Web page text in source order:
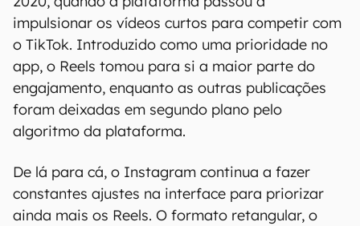
impulsionar os vídeos curtos para competir com
o TikTok. Introduzido como uma prioridade no
app, o Reels tomou para si a maior parte do
engajamento, enquanto as outras publicações
foram deixadas em segundo plano pelo
algoritmo da plataforma.
De lá para cá, o Instagram continua a fazer
constantes ajustes na interface para priorizar
ainda mais os Reels. O formato retangular, o